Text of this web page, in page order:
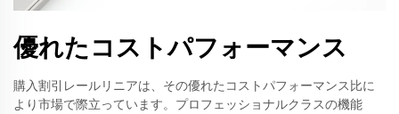
優れたコストパフォーマンス
購入割引レールリニアは、その優れたコストパフォーマンス比に
より市場で際立っています。プロフェッショナルクラスの機能